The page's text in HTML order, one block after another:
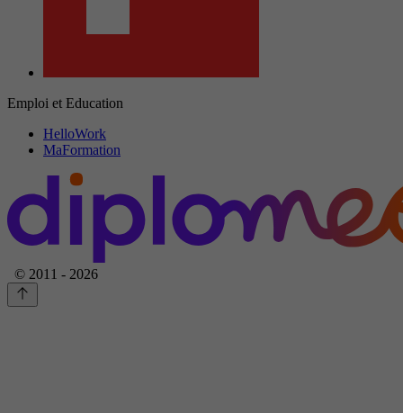
Emploi et Education
HelloWork
MaFormation
© 2011 - 2026